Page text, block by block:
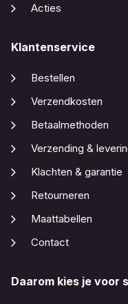
Acties
Klantenservice
Bestellen
Verzendkosten
Betaalmethoden
Verzending &
Klachten & garantie
Retourneren
Maattabellen
Contact
Daarom kies je voor